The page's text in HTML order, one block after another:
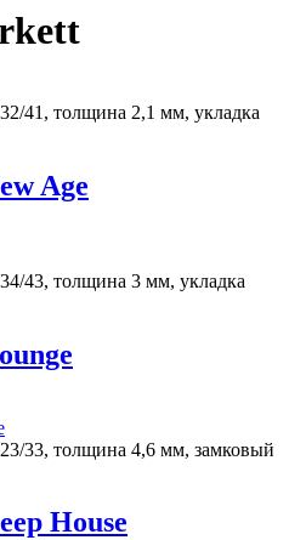
41, толщина 2,1 мм, укладка
Age
43, толщина 3 мм, укладка
33, толщина 4,6 мм, замковый
House